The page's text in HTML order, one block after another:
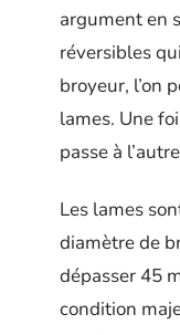
argument en
réversibles
broyeur, l’on
lames. Une
passe à
Les lames
diamètre de
dépasser 45
condition